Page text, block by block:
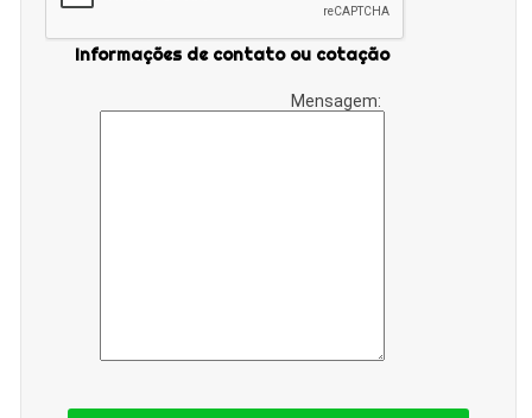
Informações de contato ou cotação
Mensagem: